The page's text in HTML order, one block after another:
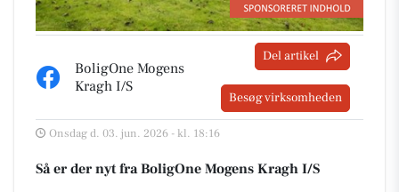
BoligOne Mogens
Kragh I/S
Del artikel
Besøg virksomheden
Onsdag d. 03. jun. 2026 - kl. 18:16
Så er der nyt fra BoligOne Mogens Kragh I/S